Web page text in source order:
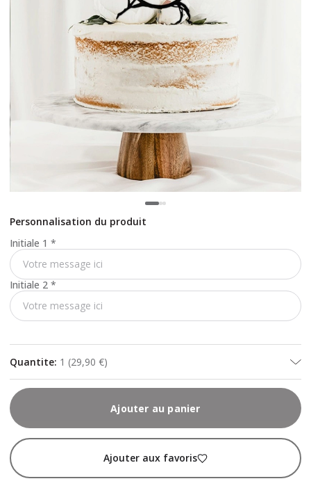
Personnalisation du produit
Initiale 1 *
Initiale 2 *
Quantite: 1 (29,90 €)
Ajouter au panier
Ajouter aux favoris